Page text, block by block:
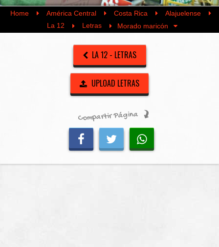
Home América Central Costa Rica
Alajuelense
La 12
Letras Morado maricón
LA 12 - LETRAS
UPLOAD LETRAS
Compartir Página